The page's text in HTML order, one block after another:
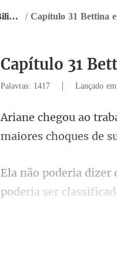
Esposa Secreta, Verdadeira Bilionária / Capítulo 31 Bettina e
Capítulo 31
Palavras: 1417 | Lançado